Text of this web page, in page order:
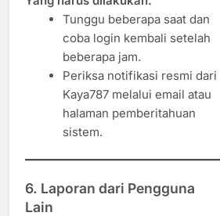
Tunggu beberapa saat dan
coba login kembali setelah
beberapa jam.
Periksa notifikasi resmi dari
Kaya787 melalui email atau
halaman pemberitahuan
sistem.
6. Laporan dari Pengguna
Lain